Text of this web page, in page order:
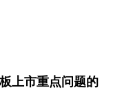
上市重点问题的